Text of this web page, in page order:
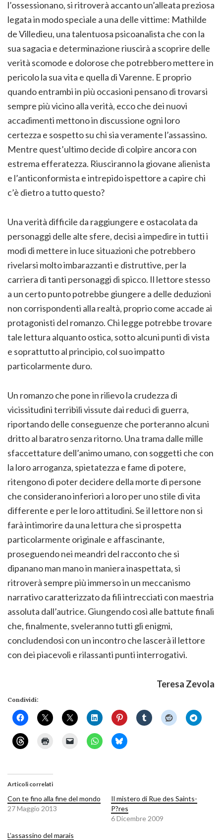
l’ossessionano, si ritroverà accanto un’alleata preziosa
legata in modo speciale a una delle vittime: Mathilde
de Villedieu, una talentuosa psicoanalista che con la
sua sagacia e determinazione riuscirà a scoprire delle
verità scomode e dolorose che potrebbero mettere in
pericolo la sua vita e quella di Varenne. E proprio
quando entrambi in più occasioni pensano di trovarsi
sempre più vicino alla verità, ecco che dei nuovi
accadimenti mettono in discussione ogni loro
certezza e sospetto su chi sia veramente l’assassino.
Mentre quest’ultimo decide di colpire ancora con
estrema efferatezza. Riusciranno la giovane alienista
e l’anticonformista e intrepido ispettore a capire chi
c’è dietro a tutto questo?
Una verità difficile da raggiungere e ostacolata da
personaggi delle alte sfere, decisi a impedire in tutti i
modi di mettere in luce situazioni che potrebbero
rivelarsi molto imbarazzanti e distruttive, per la
carriera di tanti personaggi di spicco. Il lettore stesso
a un certo punto potrebbe giungere a delle deduzioni
non corrispondenti alla realtà, proprio come accade ai
protagonisti del romanzo. Chi legge potrebbe trovare
tale lettura alquanto ostica, sotto alcuni punti di vista
e soprattutto al principio, col suo impatto
particolarmente duro.
Un romanzo che pone in rilievo la crudezza di
vicissitudini terribili vissute dai reduci di guerra,
riportando delle conseguenze che porteranno alcuni
dritto al baratro senza ritorno. Una trama dalle mille
sfaccettature dell’animo umano, con soggetti che con
la loro arroganza, spietatezza e fame di potere,
ritengono di poter decidere della morte di persone
che considerano inferiori a loro per uno stile di vita
differente e per le loro attitudini. Se il lettore non si
farà intimorire da una lettura che si prospetta
particolarmente originale e affascinante,
proseguendo nei meandri del racconto che si
dipanano man mano in maniera inaspettata, si
ritroverà sempre più immerso in un meccanismo
narrativo caratterizzato da fili intrecciati con maestria
assoluta dall’autrice. Giungendo così alle battute finali
che, finalmente, sveleranno tutti gli enigmi,
concludendosi con un incontro che lascerà il lettore
con dei piacevoli e rilassanti punti interrogativi.
Teresa Zevola
Condividi:
Articoli correlati
Con te fino alla fine del mondo
27 Maggio 2013
Il mistero di Rue des Saints-
P?res
6 Dicembre 2009
L’assassino del marais